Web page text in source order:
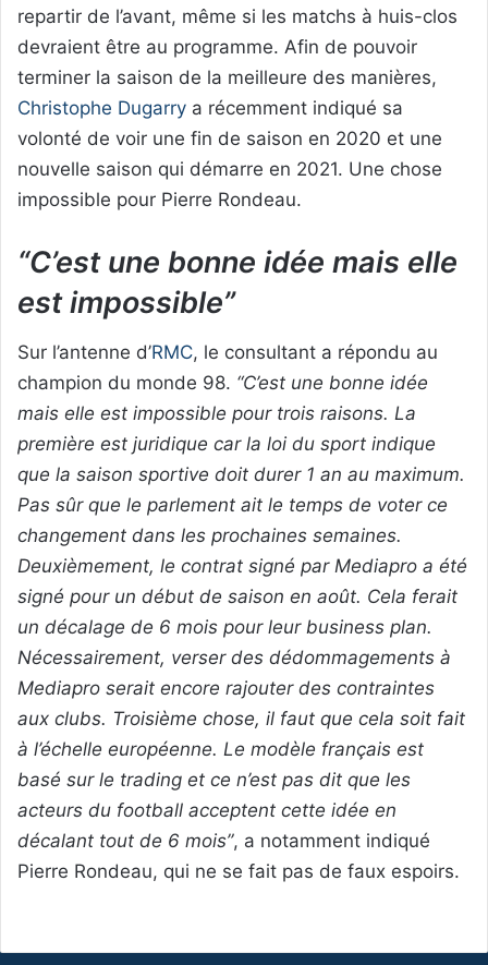
repartir de l’avant, même si les matchs à huis-clos
devraient être au programme. Afin de pouvoir
terminer la saison de la meilleure des manières,
Christophe Dugarry a récemment indiqué sa
volonté de voir une fin de saison en 2020 et une
nouvelle saison qui démarre en 2021. Une chose
impossible pour Pierre Rondeau.
“C’est une bonne idée mais elle
est impossible”
Sur l’antenne d’RMC, le consultant a répondu au
champion du monde 98. “C’est une bonne idée
mais elle est impossible pour trois raisons. La
première est juridique car la loi du sport indique
que la saison sportive doit durer 1 an au maximum.
Pas sûr que le parlement ait le temps de voter ce
changement dans les prochaines semaines.
Deuxièmement, le contrat signé par Mediapro a été
signé pour un début de saison en août. Cela ferait
un décalage de 6 mois pour leur business plan.
Nécessairement, verser des dédommagements à
Mediapro serait encore rajouter des contraintes
aux clubs. Troisième chose, il faut que cela soit fait
à l’échelle européenne. Le modèle français est
basé sur le trading et ce n’est pas dit que les
acteurs du football acceptent cette idée en
décalant tout de 6 mois”, a notamment indiqué
Pierre Rondeau, qui ne se fait pas de faux espoirs.